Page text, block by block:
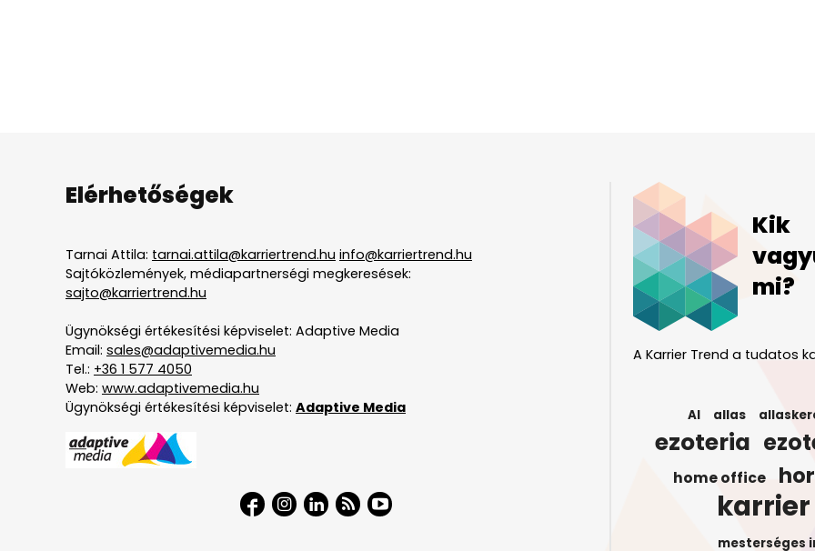
Elérhetőségek
Tarnai Attila: tarnai.attila@karriertrend.hu info@karriertrend.hu
Sajtóközlemények, médiapartnerségi megkeresések:
sajto@karriertrend.hu
Ügynökségi értékesítési képviselet: Adaptive Media
Email: sales@adaptivemedia.hu
Tel.: +36 1 577 4050
Web: www.adaptivemedia.hu
Ügynökségi értékesítési képviselet: Adaptive Media
Kik
mi?
A Karrier Trend a tudatos
AI allas
ezoteria
home office
karrier
mesterséges